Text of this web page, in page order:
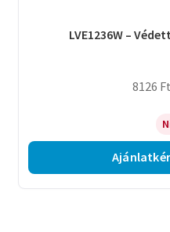
LVE1236W –
8126 Ft